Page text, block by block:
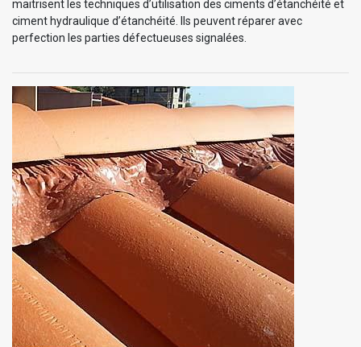
maitrisent les techniques d’utilisation des ciments d’étanchéité et
ciment hydraulique d’étanchéité. Ils peuvent réparer avec
perfection les parties défectueuses signalées.